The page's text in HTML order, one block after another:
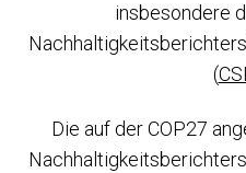
insbesondere
(
Die auf der COP27